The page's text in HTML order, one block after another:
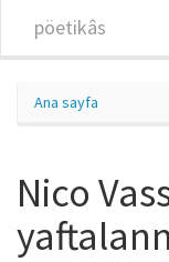
pöetikâs
Ana sayfa
Nico